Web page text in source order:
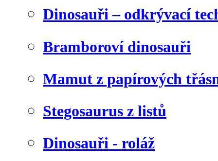
Dinosauři – odkrývací
Bramboroví dinosauři
Mamut z papírových
Stegosaurus z listů
Dinosauři - roláž